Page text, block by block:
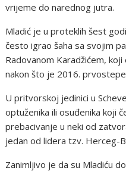
vrijeme do narednog jutra.
Mladić je u proteklih šest
često igrao šaha sa svojim
Radovanom Karadžićem,
nakon što je 2016.
U pritvorskoj jedinici u
optuženika ili osuđenika koji
prebacivanje u neki od
jedan od lidera tzv. Herceg-
Zanimljivo je da su Mladiću